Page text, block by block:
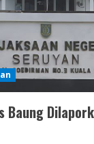
Baung